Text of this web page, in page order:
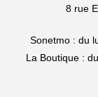
8 rue
Sonetmo : du
La Boutique :